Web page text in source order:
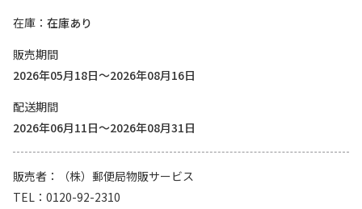
在庫
在庫あり
販売期間
2026年05月18日～2026年08月16日
配送期間
2026年06月11日～2026年08月31日
販売者
（株）郵便局物販サービス
TEL
0120-92-2310